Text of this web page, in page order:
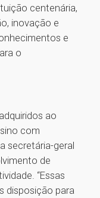
centenária,
inovação e
e
o
ao
com
secretária-geral
de
“Essas
disposição para